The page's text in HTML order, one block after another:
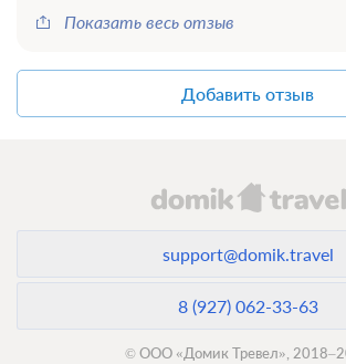
Показать весь отзыв
Добавить отзыв
support@domik.travel
8 (927) 062-33-63
© ООО «Домик Тревел»,